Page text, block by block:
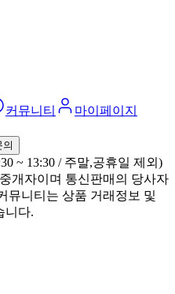
커뮤니티
마이페이지
의
~ 13:30 / 주말,공휴일 제외)
개자이며 통신판매의 당사자
뮤니티는 상품 거래정보 및
니다.